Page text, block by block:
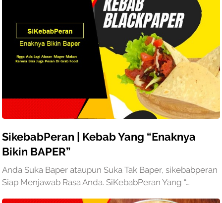
SikebabPeran | Kebab Yang “Enaknya
Bikin BAPER”
Anda Suka Baper ataupun Suka Tak Baper, sikebabperan
Siap Menjawab Rasa Anda. SiKebabPeran Yang “…